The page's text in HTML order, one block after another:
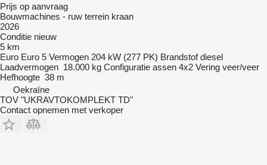
Prijs op aanvraag
Bouwmachines - ruw terrein kraan
2026
Conditie nieuw
5 km
Euro Euro 5 Vermogen 204 kW (277 PK) Brandstof diesel
Laadvermogen 18.000 kg Configuratie assen 4x2 Vering veer/veer
Hefhoogte 38 m
Oekraïne
TOV "UKRAVTOKOMPLEKT TD"
Contact opnemen met verkoper